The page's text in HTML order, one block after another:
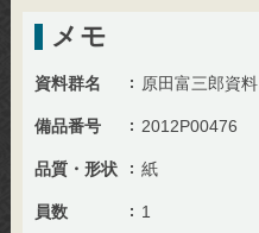
メモ
資料群名 原田富三郎資料
備品番号 2012P00476
品質・形状 紙
員数 1